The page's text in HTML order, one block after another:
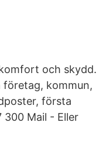
och skydd.
kommun,
första
Mail - Eller